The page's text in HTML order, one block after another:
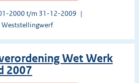
2000 t/m 31-12-2009
Weststellingwerf
Wet Werk
2007